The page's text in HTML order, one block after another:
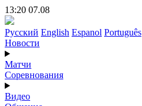
13:20 07.08
Русский English Espanol Português
Новости
Матчи
Соревнования
Видео